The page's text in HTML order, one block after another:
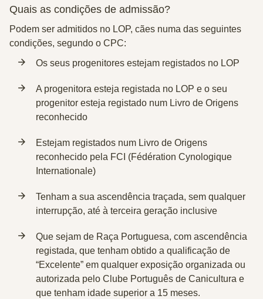
Quais as condições de admissão?
Podem ser admitidos no LOP, cães numa das seguintes
condições, segundo o CPC:
Os seus progenitores estejam registados no LOP
A progenitora esteja registada no LOP e o seu
progenitor esteja registado num Livro de Origens
reconhecido
Estejam registados num Livro de Origens
reconhecido pela FCI (Fédération Cynologique
Internationale)
Tenham a sua ascendência traçada, sem qualquer
interrupção, até à terceira geração inclusive
Que sejam de Raça Portuguesa, com ascendência
registada, que tenham obtido a qualificação de
“Excelente” em qualquer exposição organizada ou
autorizada pelo Clube Português de Canicultura e
que tenham idade superior a 15 meses.